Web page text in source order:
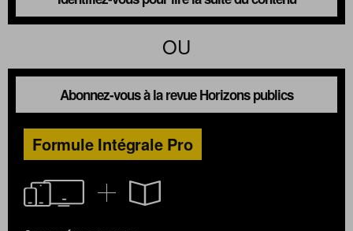
OU
Abonnez-vous à la revue Horizons publics
Formule Intégrale Pro